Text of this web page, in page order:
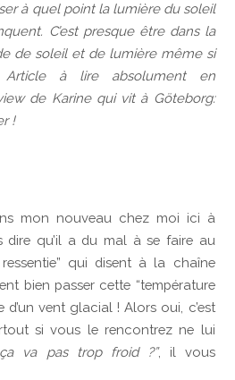
Rapide
Arjel
à quel point la lumière du soleil
C’est presque être dans la
de soleil et de lumière même si
à lire absolument en
de Karine qui vit à Göteborg:
!
mon nouveau chez moi ici à
dire qu’il a du mal à se faire au
qui disent à la chaîne
bien passer cette “température
d’un vent glacial ! Alors oui, c’est
si vous le rencontrez ne lui
ça va pas trop froid ?”, il vous